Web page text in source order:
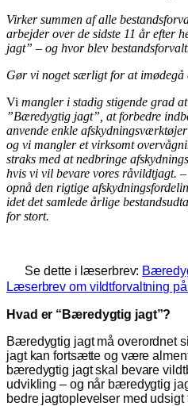
Virker summen af alle
arbejder over de sidste 11 år efter
jagt” – og hvor blev
Gør vi noget særligt for at imødegå
Vi mangler i stadig stigende grad
”Bæredygtig jagt”, at forbedre
anvende enkle
og vi mangler et virksomt
straks med at nedbringe
hvis vi vil bevare vores råvildtjagt.
opnå den rigtige
idet det samlede årlige
for stort.
Se dette i læserbrev:
Læserbrev om vildtforvaltning
Hvad er “Bæredygtig jagt”?
Bæredygtig jagt må overordnet
jagt kan fortsætte og være
bæredygtig jagt skal bevare
udvikling – og når bæredygtig
bedre jagtoplevelser med udsigt